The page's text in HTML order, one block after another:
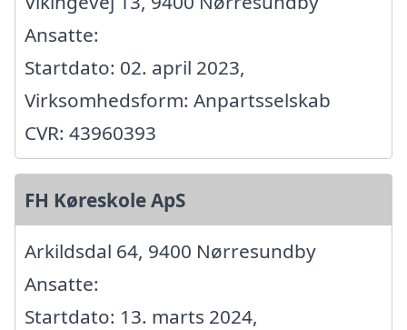
Ansatte:
Startdato: 02. april 2023,
Virksomhedsform: Anpartsselskab
CVR: 43960393
FH Køreskole ApS
Arkildsdal 64, 9400 Nørresundby
Ansatte:
Startdato: 13. marts 2024,